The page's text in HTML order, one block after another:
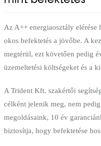
Az A++ energiaosztály
okos befektetés a jövőbe. A
megtérül, ezt követően pedig
üzemeltetési költségeket és a
A Trident Kft. szakértői
célként jelenik meg, nem
megoldásaink, 10 év
biztosítja, hogy befektetése